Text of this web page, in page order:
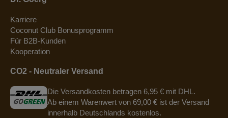
Karriere
Coconut Club Bonusprogramm
Für B2B-Kunden
Kooperation
CO2 - Neutraler Versand
Die Versandkosten betragen 6,95 € mit DHL.
Ab einem Warenwert von 69,00 € ist der Versand
innerhalb Deutschlands kostenlos.